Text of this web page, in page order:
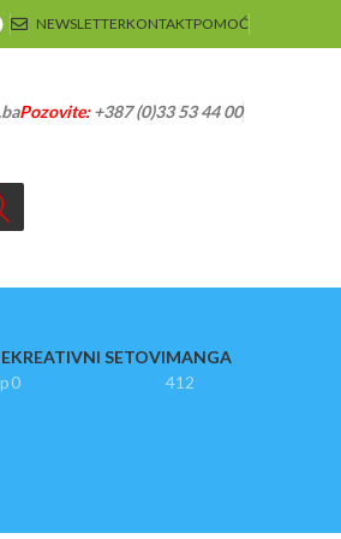
NEWSLETTERKONTAKTPOMOĆ
Pozovite:+387 (0)33 53 44 00
KREATIVNI SETOVI
0
MANGA
412